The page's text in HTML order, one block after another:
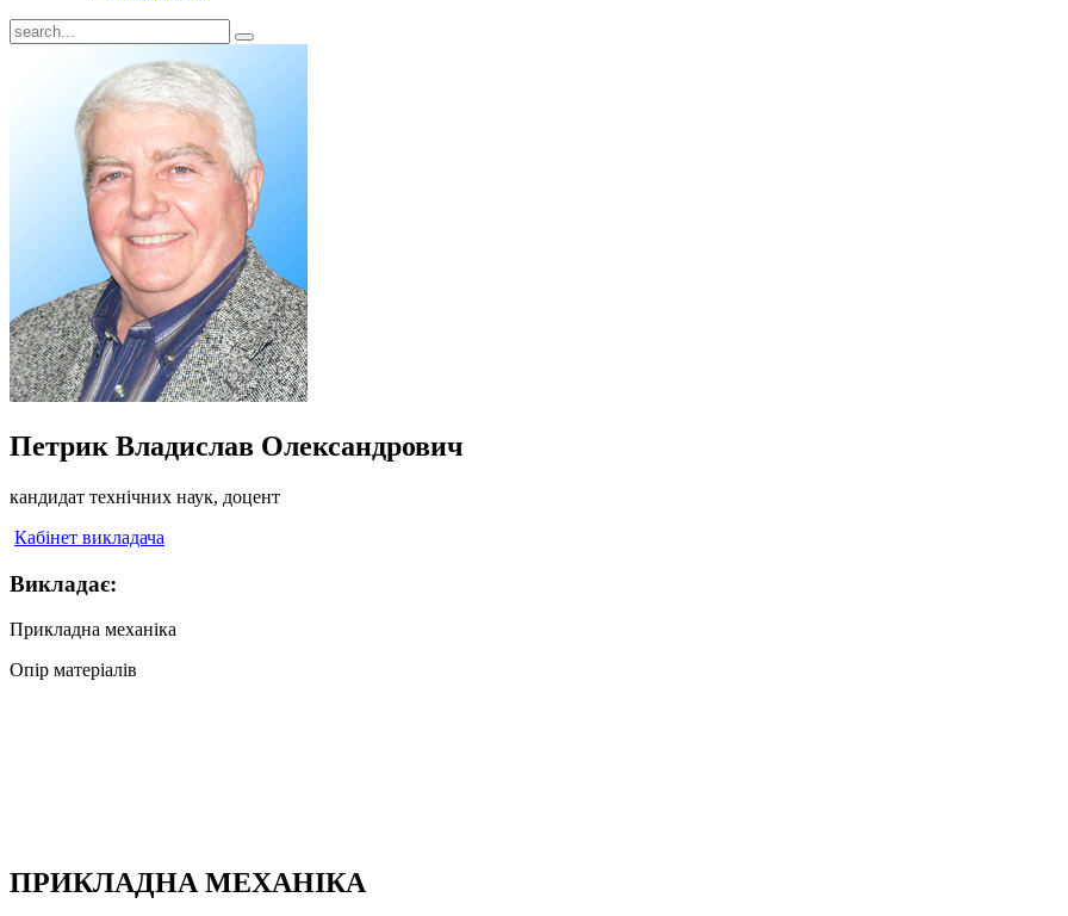
Петрик Владислав Олександрович
кандидат технічних наук, доцент
Кабінет викладача
Викладає:
Прикладна механіка
Опір матеріалів
ПРИКЛАДНА МЕХАНІКА